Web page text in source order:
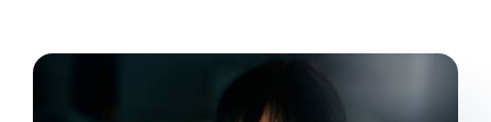
Get in touch